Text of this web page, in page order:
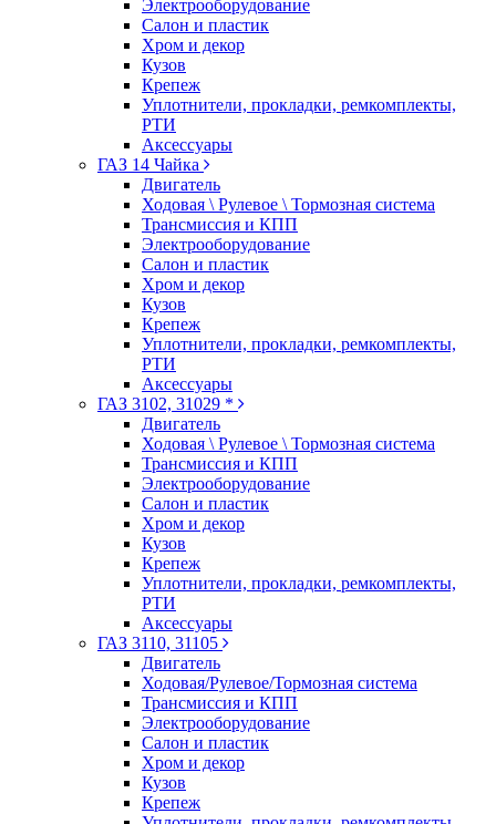
Электрооборудование
Салон и пластик
Хром и декор
Кузов
Крепеж
Уплотнители, прокладки, ремкомплекты,
РТИ
Аксессуары
ГАЗ 14 Чайка
Двигатель
Ходовая \ Рулевое \ Тормозная система
Трансмиссия и КПП
Электрооборудование
Салон и пластик
Хром и декор
Кузов
Крепеж
Уплотнители, прокладки, ремкомплекты,
РТИ
Аксессуары
ГАЗ 3102, 31029 *
Двигатель
Ходовая \ Рулевое \ Тормозная система
Трансмиссия и КПП
Электрооборудование
Салон и пластик
Хром и декор
Кузов
Крепеж
Уплотнители, прокладки, ремкомплекты,
РТИ
Аксессуары
ГАЗ 3110, 31105
Двигатель
Ходовая/Рулевое/Тормозная система
Трансмиссия и КПП
Электрооборудование
Салон и пластик
Хром и декор
Кузов
Крепеж